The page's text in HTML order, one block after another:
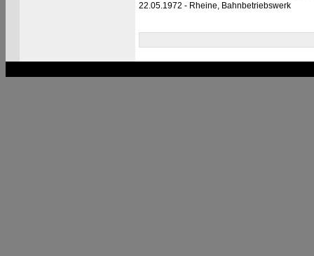
22.05.1972 - Rheine, Bahnbetriebswerk